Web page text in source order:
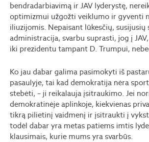
bendradarbiavimą ir JAV lyderystę,
optimizmui užgožti veiklumo ir gyventi
iliuzijomis. Nepaisant lūkesčių, susijusių
administracija, svarbu suprasti, jog į
iki prezidentu tampant D. Trumpui,
Ko jau dabar galima pasimokyti iš
pasaulyje, tai kad demokratija nėra
stebėti, – ji reikalauja įsitraukimo. Jei
demokratinėje aplinkoje, kiekvienas
tikrą pilietinį vaidmenį ir įsitraukti į
todėl dabar yra metas patiems imtis
klausimais, kurie mums yra svarbūs.